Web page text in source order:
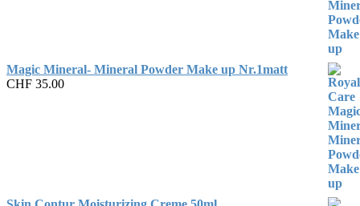
Magic Mineral- Mineral Powder Make up Nr.1matt
CHF 35.00